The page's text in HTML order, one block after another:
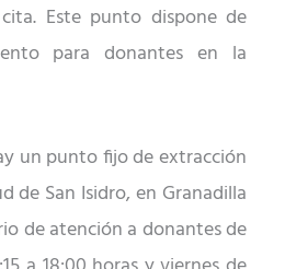
Este punto dispone de
para donantes en la
un punto fijo de extracción
de San Isidro, en Granadilla
de atención a donantes de